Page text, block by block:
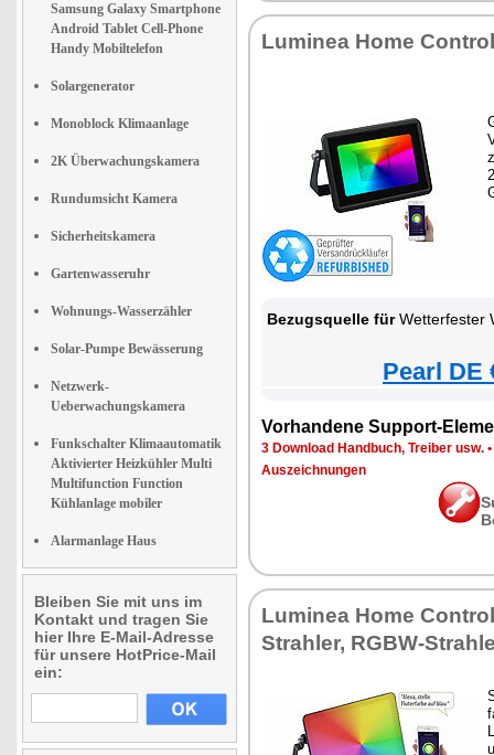
Samsung Galaxy Smartphone
Android Tablet Cell-Phone
Handy Mobiltelefon
Solargenerator
Monoblock Klimaanlage
2K Überwachungskamera
Rundumsicht Kamera
Sicherheitskamera
Gartenwasseruhr
Wohnungs-Wasserzähler
Solar-Pumpe Bewässerung
Netzwerk-
Ueberwachungskamera
Funkschalter Klimaautomatik
Aktivierter Heizkühler Multi
Multifunction Function
Kühlanlage mobiler
Alarmanlage Haus
Bleiben Sie mit uns im
Kontakt und tragen Sie
hier Ihre E-Mail-Adresse
für unsere HotPrice-Mail
ein:
Luminea Home Control
Bezugsquelle fürWetterfester WLAN-Fluter
Pearl DE
Vorhandene Support-
3 Download Handbuch, Treiber usw. •
Auszeichnungen
Luminea Home
Strahler, RGBW-